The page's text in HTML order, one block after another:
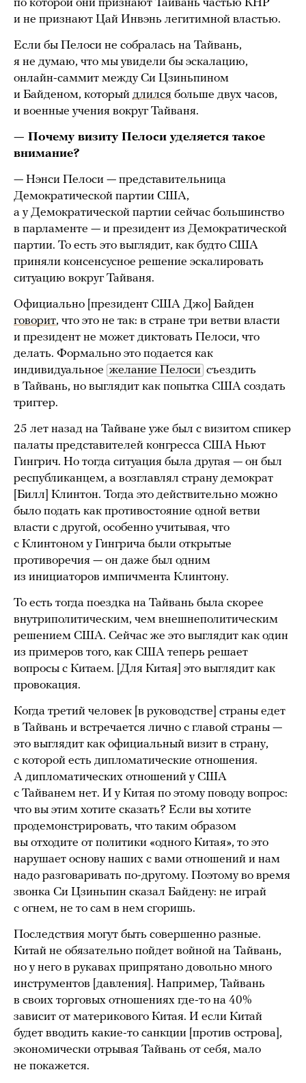
по которой они признают Тайвань частью КНР
и не признают Цай Инвэнь легитимной властью.
Если бы Пелоси не собралась на Тайвань,
я не думаю, что мы увидели бы эскалацию,
онлайн-саммит между Си Цзиньпином
и Байденом, который длился больше двух часов,
и военные учения вокруг Тайваня.
— Почему визиту Пелоси уделяется такое
внимание?
— Нэнси Пелоси — представительница
Демократической партии США,
а у Демократической партии сейчас большинство
в парламенте — и президент из Демократической
партии. То есть это выглядит, как будто США
приняли консенсусное решение эскалировать
ситуацию вокруг Тайваня.
Официально [президент США Джо] Байден
говорит, что это не так: в стране три ветви власти
и президент не может диктовать Пелоси, что
делать. Формально это подается как
индивидуальное желание Пелоси съездить
в Тайвань, но выглядит как попытка США создать
триггер.
25 лет назад на Тайване уже был с визитом спикер
палаты представителей конгресса США Ньют
Гингрич. Но тогда ситуация была другая — он был
республиканцем, а возглавлял страну демократ
[Билл] Клинтон. Тогда это действительно можно
было подать как противостояние одной ветви
власти с другой, особенно учитывая, что
с Клинтоном у Гингрича были открытые
противоречия — он даже был одним
из инициаторов импичмента Клинтону.
То есть тогда поездка на Тайвань была скорее
внутриполитическим, чем внешнеполитическим
решением США. Сейчас же это выглядит как один
из примеров того, как США теперь решает
вопросы с Китаем. [Для Китая] это выглядит как
провокация.
Когда третий человек [в руководстве] страны едет
в Тайвань и встречается лично с главой страны —
это выглядит как официальный визит в страну,
с которой есть дипломатические отношения.
А дипломатических отношений у США
с Тайванем нет. И у Китая по этому поводу вопрос:
что вы этим хотите сказать? Если вы хотите
продемонстрировать, что таким образом
вы отходите от политики «одного Китая», то это
нарушает основу наших с вами отношений и нам
надо разговаривать по-другому. Поэтому во время
звонка Си Цзиньпин сказал Байдену: не играй
с огнем, не то сам в нем сгоришь.
Последствия могут быть совершенно разные.
Китай не обязательно пойдет войной на Тайвань,
но у него в рукавах припрятано довольно много
инструментов [давления]. Например, Тайвань
в своих торговых отношениях где-то на 40%
зависит от материкового Китая. И если Китай
будет вводить какие-то санкции [против острова],
экономически отрывая Тайвань от себя, мало
не покажется.